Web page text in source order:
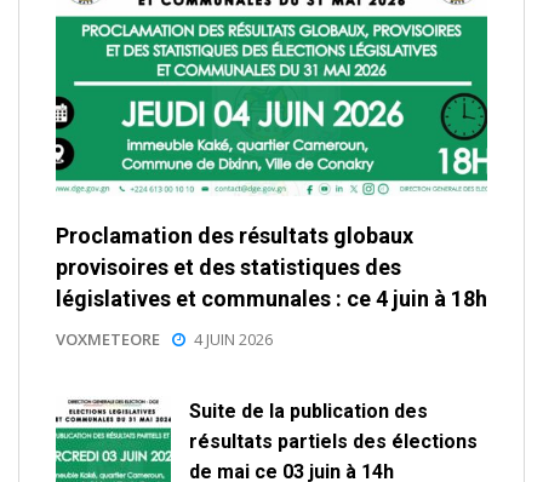
Proclamation des résultats globaux
provisoires et des statistiques des
législatives et communales : ce 4 juin à 18h
VOXMETEORE 4 JUIN 2026
Suite de la publication des
résultats partiels des élections
de mai ce 03 juin à 14h